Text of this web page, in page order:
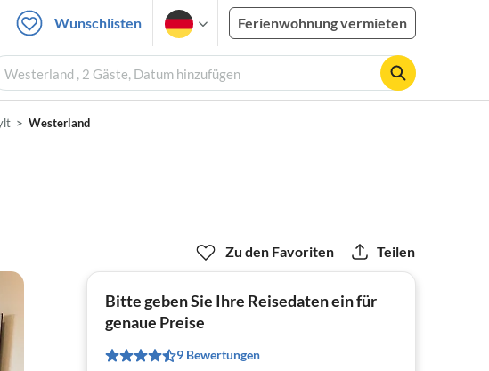
Wunschlisten Ferienwohnung vermieten
Westerland , 2 Gäste, Datum hinzufügen
Westerland
Zu den Favoriten Teilen
Bitte geben Sie Ihre Reisedaten ein für
genaue Preise
9 Bewertungen